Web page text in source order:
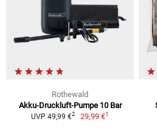
Rothewald
Akku-Druckluft-Pumpe 10 Bar
UVP 49,99 €2 29,99 €1